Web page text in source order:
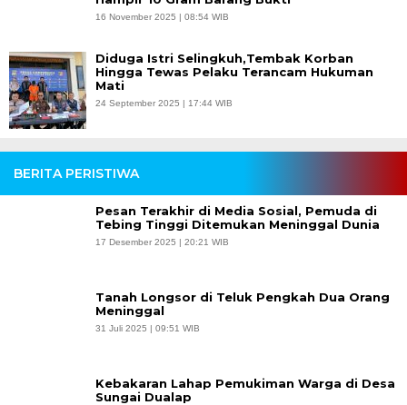
16 November 2025 | 08:54 WIB
Diduga Istri Selingkuh,Tembak Korban
Hingga Tewas Pelaku Terancam Hukuman
Mati
24 September 2025 | 17:44 WIB
BERITA PERISTIWA
Pesan Terakhir di Media Sosial, Pemuda di
Tebing Tinggi Ditemukan Meninggal Dunia
17 Desember 2025 | 20:21 WIB
Tanah Longsor di Teluk Pengkah Dua Orang
Meninggal
31 Juli 2025 | 09:51 WIB
Kebakaran Lahap Pemukiman Warga di Desa
Sungai Dualap